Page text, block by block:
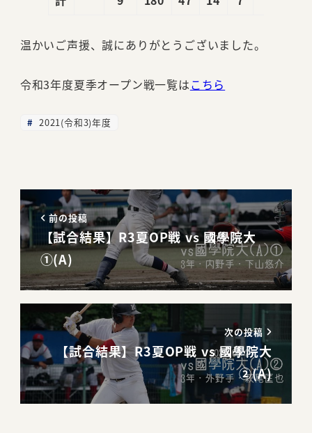
温かいご声援、誠にありがとうございました。
令和3年度夏季オープン戦一覧はこちら
2021(令和3)年度
前の投稿
【試合結果】R3夏OP戦 vs 國學院大
①(A)
次の投稿
【試合結果】R3夏OP戦 vs 國學院大
②(A)